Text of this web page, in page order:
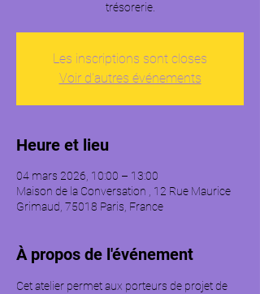
trésorerie.
Les inscriptions sont closes
Voir d'autres événements
Heure et lieu
04 mars 2026, 10:00 – 13:00
Maison de la Conversation , 12 Rue Maurice
Grimaud, 75018 Paris, France
À propos de l'événement
Cet atelier permet aux porteurs de projet de